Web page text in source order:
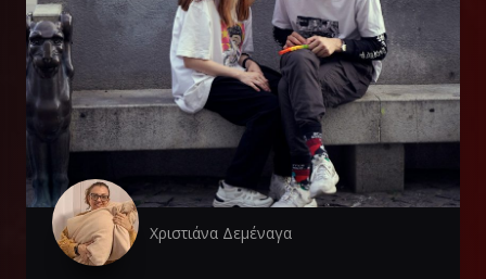
Χριστιάνα Δεμέναγα